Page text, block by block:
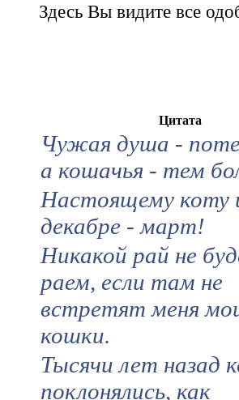
Здесь Вы видите все
Цитата
Чужая душа -
а кошачья - тем
Настоящему коту
декабре - март!
Никакой рай не
раем, если там не
встретят меня
кошки.
Тысячи лет назад
поклонялись, как